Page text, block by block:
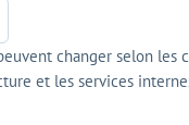
changer selon les
et les services